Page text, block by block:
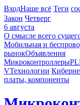
ВходНаше всё Теги
Закон Четверг
6 августа
О смысле всего
Мобильная и
рынокОбъявления
Микроконтроллеры
VТехнологии
платы, компоненты